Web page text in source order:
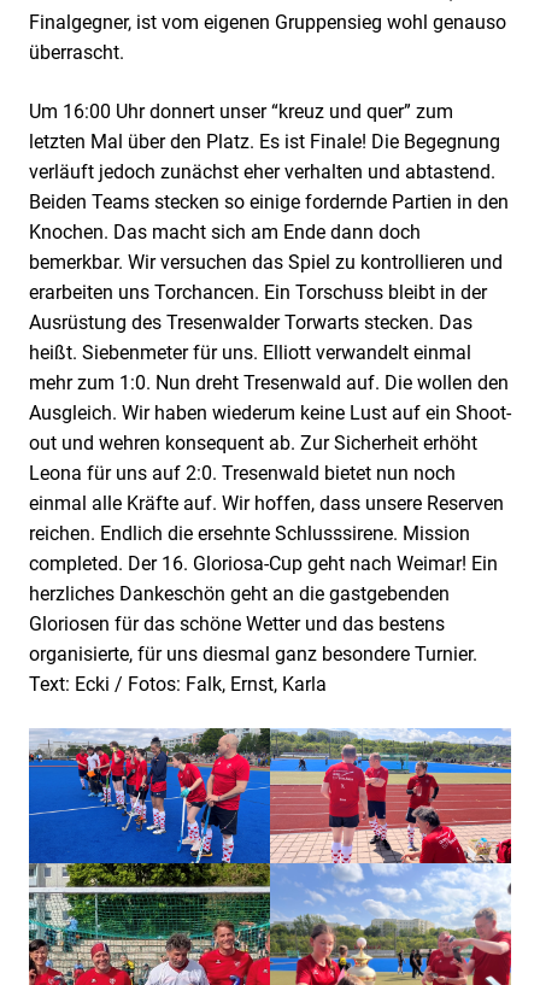
Finalgegner, ist vom eigenen Gruppensieg wohl genauso
überrascht.
Um 16:00 Uhr donnert unser “kreuz und quer” zum
letzten Mal über den Platz. Es ist Finale! Die Begegnung
verläuft jedoch zunächst eher verhalten und abtastend.
Beiden Teams stecken so einige fordernde Partien in den
Knochen. Das macht sich am Ende dann doch
bemerkbar. Wir versuchen das Spiel zu kontrollieren und
erarbeiten uns Torchancen. Ein Torschuss bleibt in der
Ausrüstung des Tresenwalder Torwarts stecken. Das
heißt. Siebenmeter für uns. Elliott verwandelt einmal
mehr zum 1:0. Nun dreht Tresenwald auf. Die wollen den
Ausgleich. Wir haben wiederum keine Lust auf ein Shoot-
out und wehren konsequent ab. Zur Sicherheit erhöht
Leona für uns auf 2:0. Tresenwald bietet nun noch
einmal alle Kräfte auf. Wir hoffen, dass unsere Reserven
reichen. Endlich die ersehnte Schlusssirene. Mission
completed. Der 16. Gloriosa-Cup geht nach Weimar! Ein
herzliches Dankeschön geht an die gastgebenden
Gloriosen für das schöne Wetter und das bestens
organisierte, für uns diesmal ganz besondere Turnier.
Text: Ecki / Fotos: Falk, Ernst, Karla